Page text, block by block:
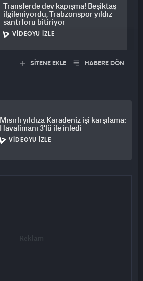
Transferde dev kapışma! Beşiktaş
ilgileniyordu, Trabzonspor yıldız
santrforu bitiriyor
VIDEOYU İZLE
SİTENE EKLE HABERE DÖN
Mısırlı yıldıza Karadeniz işi karşılama:
Havalimanı 3'lü ile inledi
VIDEOYU İZLE